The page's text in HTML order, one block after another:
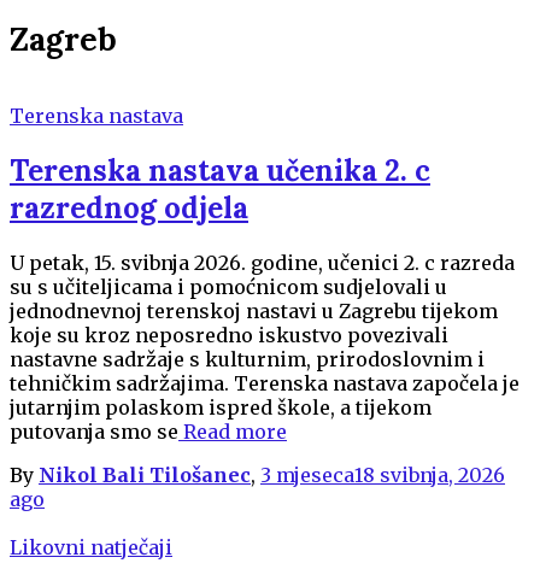
Zagreb
Terenska nastava
Terenska nastava učenika 2. c
razrednog odjela
U petak, 15. svibnja 2026. godine, učenici 2. c razreda
su s učiteljicama i pomoćnicom sudjelovali u
jednodnevnoj terenskoj nastavi u Zagrebu tijekom
koje su kroz neposredno iskustvo povezivali
nastavne sadržaje s kulturnim, prirodoslovnim i
tehničkim sadržajima. Terenska nastava započela je
jutarnjim polaskom ispred škole, a tijekom
putovanja smo se Read more
By Nikol Bali Tilošanec, 3 mjeseca18 svibnja, 2026
ago
Likovni natječaji